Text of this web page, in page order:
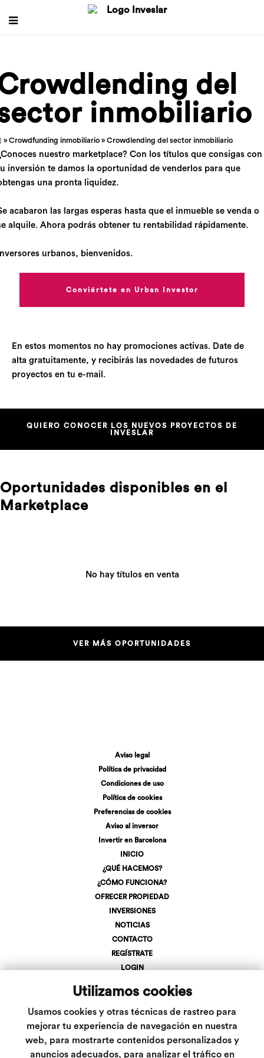
Utilizamos cookies
Usamos cookies y otras técnicas de rastreo para
mejorar tu experiencia de navegación en nuestra
web, para mostrarte contenidos personalizados y
anuncios adecuados, para analizar el tráfico en
del
inmobiliario
» Crowdfunding inmobiliario » Crowdlending del sector inmobiliario
nuestro marketplace? Con los títulos que consigas con
inversión te damos la oportunidad de venderlos para que
una pronta liquidez.
acabaron las largas esperas hasta que el inmueble se venda o
alquile. Ahora podrás obtener tu rentabilidad rápidamente.
urbanos, bienvenidos.
Conviértete en Urban Investor
En estos momentos no hay promociones activas. Date de
alta gratuitamente, y recibirás las novedades de futuros
proyectos en tu e-mail.
QUIERO CONOCER LOS NUEVOS PROYECTOS DE
INVESLAR
Oportunidades disponibles en el
Marketplace
No hay títulos en venta
VER MÁS OPORTUNIDADES
Aviso legal
Política de privacidad
Condiciones de uso
Política de cookies
Preferencias de cookies
Aviso al inversor
Invertir en Barcelona
INICIO
¿QUÉ HACEMOS?
¿CÓMO FUNCIONA?
OFRECER PROPIEDAD
INVERSIONES
NOTICIAS
CONTACTO
REGÍSTRATE
LOGIN
info@inveslar.com
Follow us